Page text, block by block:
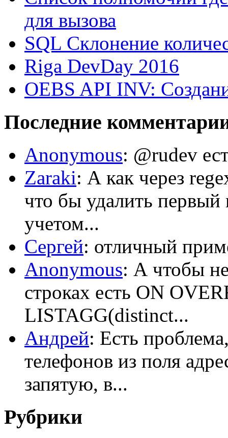
для вызова
SQL Склонение
Riga DevDay 2016
OEBS API INV:
Последние
Anonymous: @rudev
Zaraki: А как через
что бы удалить первый
учетом...
Сергей: отличный
Anonymous: А чтобы
строках есть ON
LISTAGG(distinct...
Андрей: Есть
телефонов из поля
запятую, в...
Рубрики